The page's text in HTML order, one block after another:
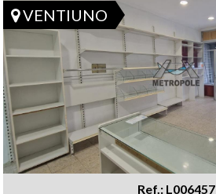
VENTIUNO
Ref.: L006457